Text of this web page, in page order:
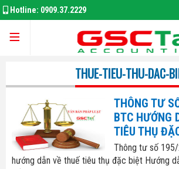
Hotline: 0909.37.2229
Giới thiệu
THUE-TIEU-THU-DAC-
THÔNG TƯ
BTC HƯỚNG
TIÊU THỤ
Thông tư số
hướng dẫn về thuế tiêu thụ đặc biệt Hướng